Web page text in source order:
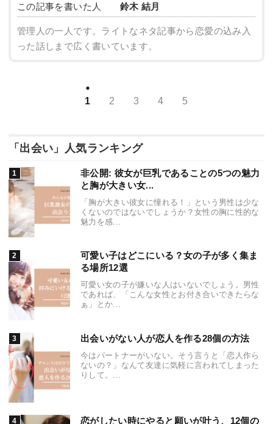
この記事を書いた人 鈴木 結月
管理人の一人です。ライトなネタ記事から恋愛の込み入
った話しまで広く書いています。
1 2 3 4 5
「出会い」人気ランキング
非公開: 彼女が巨乳であることの5つの魅力
と胸が大きい女...
「胸が大きい彼女に憧れる！」という男性は少な
くないのではないでしょうか？女性の胸に性的な
魅力を感...
可愛い子はどこにいる？女の子が多く集ま
る場所12選
可愛い女の子が嫌いな人はいないでしょう。男性
であれば、「こんな女性とお付き合いできたらな
ぁ」とか...
出会いがない人が恋人を作る28個の方法
今はパートナーがいない。そう言うと「恋人作ら
ないの？」なんて友達に気軽に言われてしまった
りして。...
恋がしたい時にやると願いが叶う、12個の